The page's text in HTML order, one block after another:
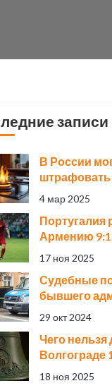
записи
В России
штрафовать
газовых плит
4 мар 2025
Португалия
Армению
вышла на
17 ноя 2025
Судебные
бывшего
общежития в
человек
29 окт 2024
Чего нельзя
Волгограде
запреты
18 ноя 2025